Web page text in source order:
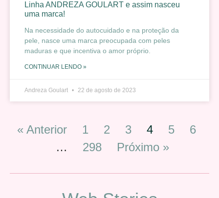
Linha ANDREZA GOULART e assim nasceu
uma marca!
Na necessidade do autocuidado e na proteção da
pele, nasce uma marca preocupada com peles
maduras e que incentiva o amor próprio.
CONTINUAR LENDO »
Andreza Goulart 22 de agosto de 2023
« Anterior 1 2 3 4 5
6
…
298 Próximo »